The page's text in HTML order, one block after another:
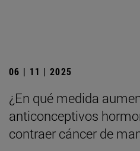
06 | 11 | 2025
¿En qué medida
anticonceptivos
contraer cáncer de